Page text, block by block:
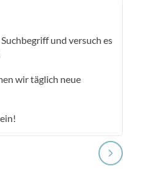
und versuch es
wir täglich neue